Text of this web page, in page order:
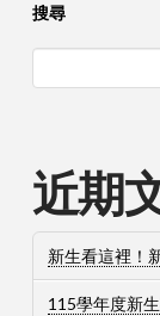
搜尋
近期
新生看這裡！
115學年度新